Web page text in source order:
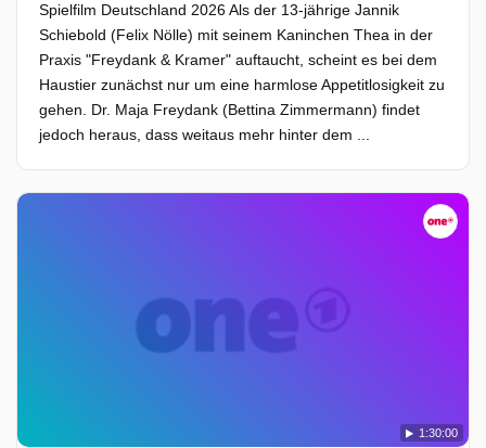
Spielfilm Deutschland 2026 Als der 13-jährige Jannik
Schiebold (Felix Nölle) mit seinem Kaninchen Thea in der
Praxis "Freydank & Kramer" auftaucht, scheint es bei dem
Haustier zunächst nur um eine harmlose Appetitlosigkeit zu
gehen. Dr. Maja Freydank (Bettina Zimmermann) findet
jedoch heraus, dass weitaus mehr hinter dem ...
1:30:00